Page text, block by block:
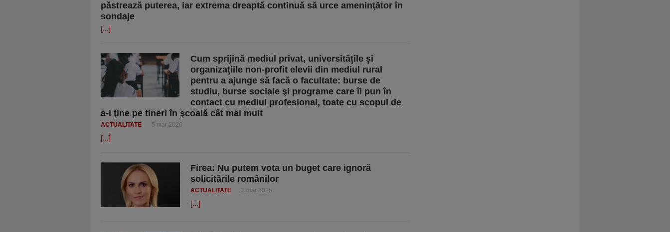
păstrează puterea, iar extrema dreaptă continuă să urce ameninţător în
sondaje
[...]
Cum sprijină mediul privat, universităţile şi
organizaţiile non-profit elevii din mediul rural
pentru a ajunge să facă o facultate: burse de
studiu, burse sociale şi programe care îi pun în
contact cu mediul profesional, toate cu scopul de
a-i ţine pe tineri în şcoală cât mai mult
ACTUALITATE 5 mar 2026
[...]
Firea: Nu putem vota un buget care ignoră
solicitările românilor
ACTUALITATE 3 mar 2026
[...]